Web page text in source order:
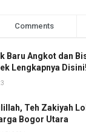
Comments
Baru Angkot dan
Lengkapnya Disini!
Teh Zakiyah
Bogor Utara